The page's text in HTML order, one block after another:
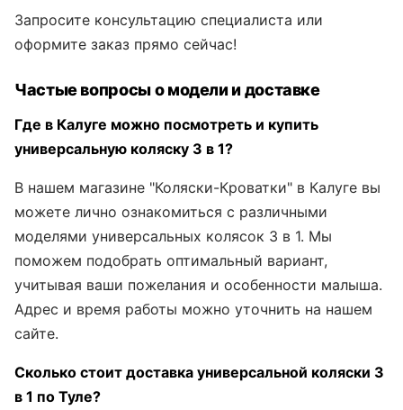
Запросите консультацию специалиста или
оформите заказ прямо сейчас!
Частые вопросы о модели и доставке
Где в Калуге можно посмотреть и купить
универсальную коляску 3 в 1?
В нашем магазине "Коляски-Кроватки" в Калуге вы
можете лично ознакомиться с различными
моделями универсальных колясок 3 в 1. Мы
поможем подобрать оптимальный вариант,
учитывая ваши пожелания и особенности малыша.
Адрес и время работы можно уточнить на нашем
сайте.
Сколько стоит доставка универсальной коляски 3
в 1 по Туле?